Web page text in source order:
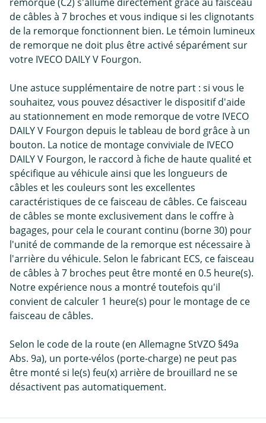
remorque (C2) s'allume directement grâce au faisceau
de câbles à 7 broches et vous indique si les clignotants
de la remorque fonctionnent bien. Le témoin lumineux
de remorque ne doit plus être activé séparément sur
votre IVECO DAILY V Fourgon.
Une astuce supplémentaire de notre part : si vous le
souhaitez, vous pouvez désactiver le dispositif d'aide
au stationnement en mode remorque de votre IVECO
DAILY V Fourgon depuis le tableau de bord grâce à un
bouton. La notice de montage conviviale de IVECO
DAILY V Fourgon, le raccord à fiche de haute qualité et
spécifique au véhicule ainsi que les longueurs de
câbles et les couleurs sont les excellentes
caractéristiques de ce faisceau de câbles. Ce faisceau
de câbles se monte exclusivement dans le coffre à
bagages, pour cela le courant continu (borne 30) pour
l'unité de commande de la remorque est nécessaire à
l'arrière du véhicule. Selon le fabricant ECS, ce faisceau
de câbles à 7 broches peut être monté en 0.5 heure(s).
Notre expérience nous a montré toutefois qu'il
convient de calculer 1 heure(s) pour le montage de ce
faisceau de câbles.
Selon le code de la route (en Allemagne StVZO §49a
Abs. 9a), un porte-vélos (porte-charge) ne peut pas
être monté si le(s) feu(x) arrière de brouillard ne se
désactivent pas automatiquement.